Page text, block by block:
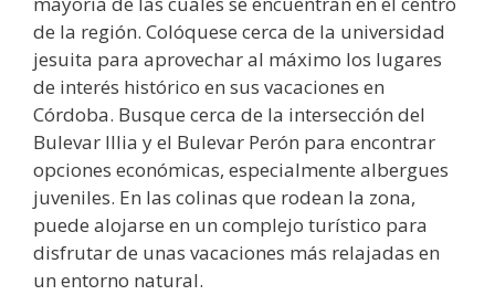
de la región. Colóquese cerca de la universidad
jesuita para aprovechar al máximo los lugares
de interés histórico en sus vacaciones en
Córdoba. Busque cerca de la intersección del
Bulevar Illia y el Bulevar Perón para encontrar
opciones económicas, especialmente albergues
juveniles. En las colinas que rodean la zona,
puede alojarse en un complejo turístico para
disfrutar de unas vacaciones más relajadas en
un entorno natural.